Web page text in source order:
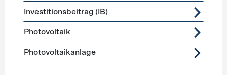
Investitionsbeitrag (IB)
Photovoltaik
Photovoltaikanlage